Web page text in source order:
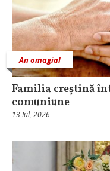
An omagial
Familia creștină
comuniune
13 Iul, 2026